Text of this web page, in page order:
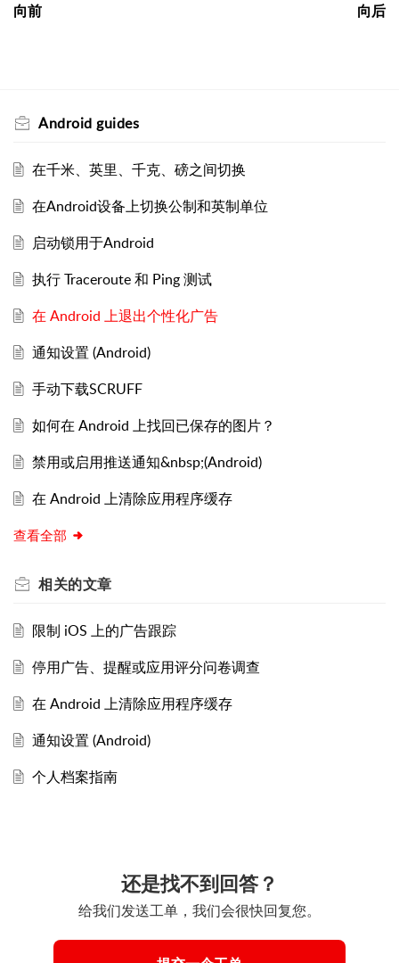
向前 向后
Android guides
在千米、英里、千克、磅之间切换
在Android设备上切换公制和英制单位
启动锁用于Android
执行 Traceroute 和 Ping 测试
在 Android 上退出个性化广告
通知设置 (Android)
手动下载SCRUFF
如何在 Android 上找回已保存的图片？
禁用或启用推送通知&nbsp;(Android)
在 Android 上清除应用程序缓存
查看全部
相关的文章
限制 iOS 上的广告跟踪
停用广告、提醒或应用评分问卷调查
在 Android 上清除应用程序缓存
通知设置 (Android)
个人档案指南
还是找不到回答？
给我们发送工单，我们会很快回复您。